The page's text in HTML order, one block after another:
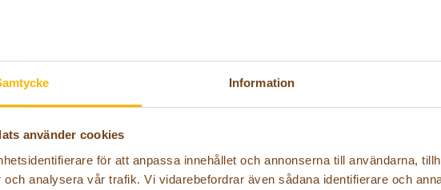
Information
använder cookies
för att anpassa innehållet och annonserna till användarna,
och analysera vår trafik. Vi vidarebefordrar även sådana identifierare och
För mer inspiration från tidigare projekt - klicka här